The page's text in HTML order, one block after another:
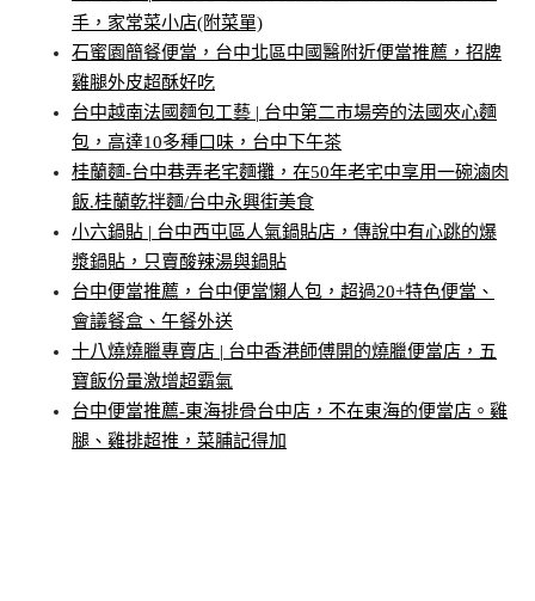
手，家常菜小店(附菜單)
石蜜園簡餐便當，台中北區中國醫附近便當推薦，招牌
雞腿外皮超酥好吃
台中越南法國麵包工藝 | 台中第二市場旁的法國夾心麵
包，高達10多種口味，台中下午茶
桂蘭麵-台中巷弄老宅麵攤，在50年老宅中享用一碗滷肉
飯.桂蘭乾拌麵/台中永興街美食
小六鍋貼 | 台中西屯區人氣鍋貼店，傳說中有心跳的爆
漿鍋貼，只賣酸辣湯與鍋貼
台中便當推薦，台中便當懶人包，超過20+特色便當、
會議餐盒、午餐外送
十八燒燒臘專賣店 | 台中香港師傅開的燒臘便當店，五
寶飯份量激增超霸氣
台中便當推薦-東海排骨台中店，不在東海的便當店。雞
腿、雞排超推，菜脯記得加